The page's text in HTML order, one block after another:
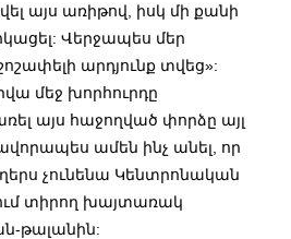
այս առիթով, իսկ մի քանի
Վերջապես մեր
արդյունք տվեց»:
մեջ խորհուրդը
այս հաջողված փորձը այլ
ամեն ինչ անել, որ
չունենա Կենտրոնական
տիրող խայտառակ
թալանին: